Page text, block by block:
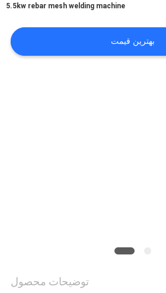
5.5kw rebar mesh welding machine
بهترین قیمت
توضیحات محصول